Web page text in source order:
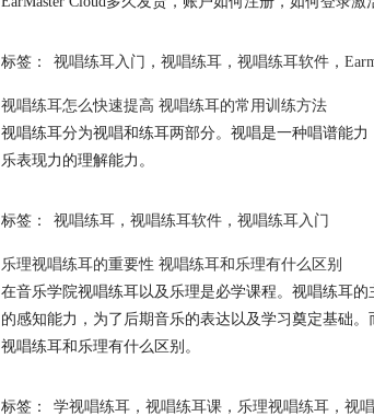
标签： 视唱练耳入门 ， 视唱练耳 ， 视唱练耳软件 ，
视唱练耳怎么快速提高 视唱练耳的常用训练方法
视唱练耳分为视唱和练耳两部分。视唱是一种唱谱能
乐表现力的理解能力。
标签： 视唱练耳 ， 视唱练耳软件 ， 视唱练耳入门
乐理视唱练耳的重要性 视唱练耳和乐理有什么区别
在音乐学院视唱练耳以及乐理是必学课程。视唱练耳
的感知能力，为了后期音乐的表达以及学习奠定基础
视唱练耳和乐理有什么区别。
标签： 学视唱练耳 ， 视唱练耳课 ， 乐理视唱练耳 ， 视